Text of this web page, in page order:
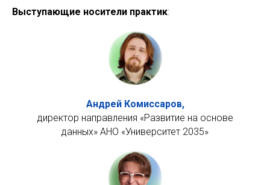
Выступающие носители практик:
Андрей Комиссаров,
директор направления «Развитие на основе
данных» АНО «Университет 2035»